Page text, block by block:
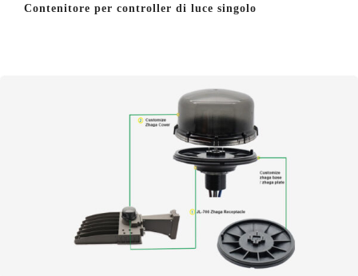
Contenitore per controller di luce singolo